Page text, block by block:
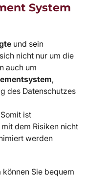
System
und sein
nicht nur um die
auch um
,
des Datenschutzes
ist
dem Risiken nicht
werden
können Sie bequem